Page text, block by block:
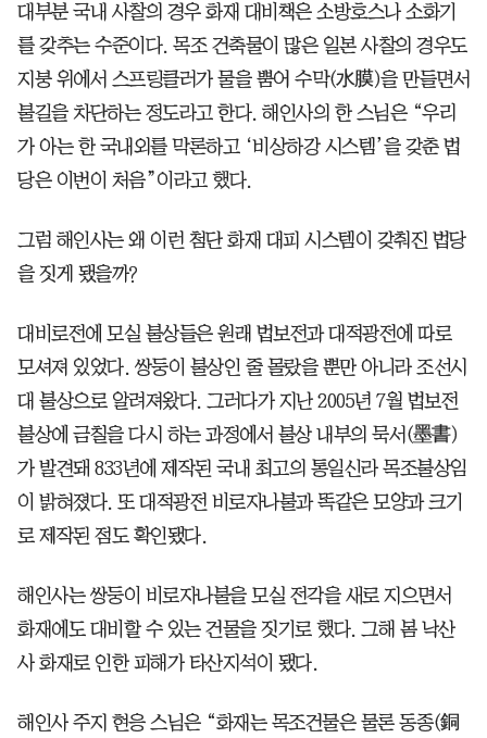
대부분 국내 사찰의 경우 화재 대비책은 소방호스나 소화기
를 갖추는 수준이다. 목조 건축물이 많은 일본 사찰의 경우도
지붕 위에서 스프링클러가 물을 뿜어 수막(水膜)을 만들면서
불길을 차단하는 정도라고 한다. 해인사의 한 스님은 “우리
가 아는 한 국내외를 막론하고 ‘비상하강 시스템’을 갖춘 법
당은 이번이 처음”이라고 했다.
그럼 해인사는 왜 이런 첨단 화재 대피 시스템이 갖춰진 법당
을 짓게 됐을까?
대비로전에 모실 불상들은 원래 법보전과 대적광전에 따로
모셔져 있었다. 쌍둥이 불상인 줄 몰랐을 뿐만 아니라 조선시
대 불상으로 알려져왔다. 그러다가 지난 2005년 7월 법보전
불상에 금칠을 다시 하는 과정에서 불상 내부의 묵서(墨書)
가 발견돼 833년에 제작된 국내 최고의 통일신라 목조불상임
이 밝혀졌다. 또 대적광전 비로자나불과 똑같은 모양과 크기
로 제작된 점도 확인됐다.
해인사는 쌍둥이 비로자나불을 모실 전각을 새로 지으면서
화재에도 대비할 수 있는 건물을 짓기로 했다. 그해 봄 낙산
사 화재로 인한 피해가 타산지석이 됐다.
해인사 주지 현응 스님은 “화재는 목조건물은 물론 동종(銅